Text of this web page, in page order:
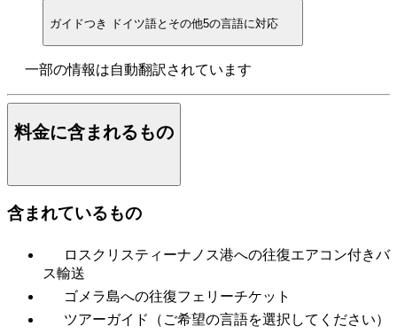
ガイドつき ドイツ語とその他5の言語に対応
一部の情報は自動翻訳されています
料金に含まれるもの
含まれているもの
ロスクリスティーナノス港への往復エアコン付きバ
ス輸送
ゴメラ島への往復フェリーチケット
ツアーガイド（ご希望の言語を選択してください）